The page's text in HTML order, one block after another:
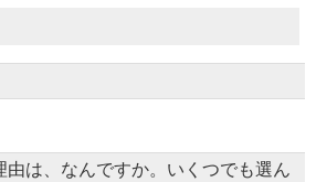
由は、なんですか。いくつでも選ん